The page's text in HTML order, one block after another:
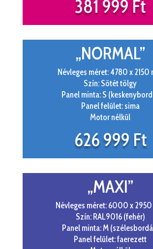
381 999 Ft
„NORMAL”
Névleges méret: 4780 x 2150
Szín: Sötét tölgy
Panel minta: S
Panel felület: sima
Motor nélkül
626 999 Ft
„MAXI”
Névleges méret: 6000 x 2950
Szín: RAL9016 (fehér)
Panel minta: M
Panel felület: faerezett